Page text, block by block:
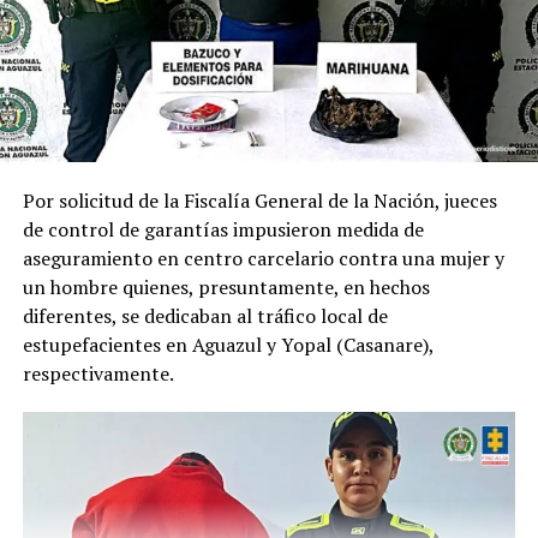
mencionada, puede ser consultada a través del
siguiente link : https://www.villanueva-
casanare.gov.co/noticias/medida-cautelar-del-21-de-
marzo-de-2024-proferida-por
ADVERTISEMENT
Los primeros 100 días de gestión tributaria en Casanare
Por solicitud de la Fiscalía General de la Nación, jueces
de control de garantías impusieron medida de
aseguramiento en centro carcelario contra una mujer y
un hombre quienes, presuntamente, en hechos
diferentes, se dedicaban al tráfico local de
estupefacientes en Aguazul y Yopal (Casanare),
respectivamente.